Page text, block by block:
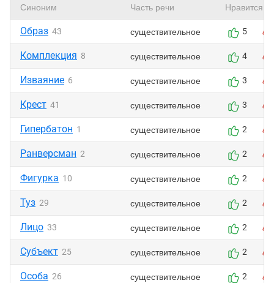
Синоним Часть речи Нравится
Образ 43 существительное 5
Комплекция 8 существительное 4
Изваяние 6 существительное 3
Крест 41 существительное 3
Гипербатон 1 существительное 2
Ранверсман 2 существительное 2
Фигурка 10 существительное 2
Туз 29 существительное 2
Лицо 33 существительное 2
Субъект 25 существительное 2
Особа 26 существительное 2